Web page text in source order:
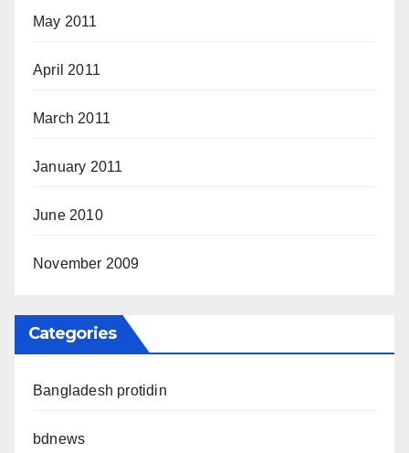
May 2011
April 2011
March 2011
January 2011
June 2010
November 2009
Categories
Bangladesh protidin
bdnews